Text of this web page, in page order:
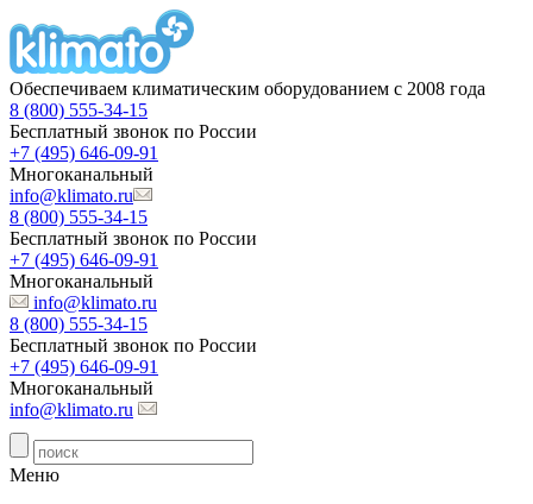
Обеспечиваем климатическим оборудованием с 2008 года
8 (800) 555-34-15
Бесплатный звонок по России
+7 (495) 646-09-91
Многоканальный
info@klimato.ru
8 (800) 555-34-15
Бесплатный звонок по России
+7 (495) 646-09-91
Многоканальный
info@klimato.ru
8 (800) 555-34-15
Бесплатный звонок по России
+7 (495) 646-09-91
Многоканальный
info@klimato.ru
Меню